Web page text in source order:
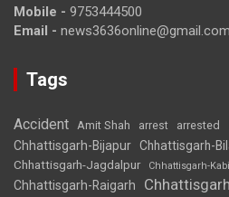
Mobile - 9753444500
Email - news3636online@gmail.com
Tags
Accident Amit Shah arrest arrested
Chhattisgarh-Bijapur Chhattisgarh-
Chhattisgarh-Jagdalpur Chhattisgarh-
Chhattisgarh-Raigarh